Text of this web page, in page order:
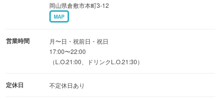
お席は、窓から風情ある庭園を望む1階のテーブル席、
最大18名様までご利用可能な2階のテーブル席をご用意。
14名様以上でフロアを貸し切ることも可能です。
歴史を感じる特別な空間で、岡山の旬の味覚と地酒を心ゆ
くまでお楽しみください。
岡山県倉敷市本町3-12
MAP
営業時間
月〜日・祝前日・祝日
17:00〜22:00
（L.O.21:00、ドリンクL.O.21:30）
定休日 不定休日あり